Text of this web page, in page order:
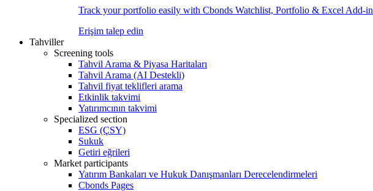
Track your portfolio easily with Cbonds Watchlist, Portfolio & Excel Add-in
Erişim talep edin
Tahviller
Screening tools
Tahvil Arama & Piyasa Haritaları
Tahvil Arama (AI Destekli)
Tahvil fiyat teklifleri arama
Etkinlik takvimi
Yatırımcının takvimi
Specialized section
ESG (ÇSY)
Sukuk
Getiri eğrileri
Market participants
Yatırım Bankaları ve Hukuk Danışmanları Derecelendirmeleri
Cbonds Pages